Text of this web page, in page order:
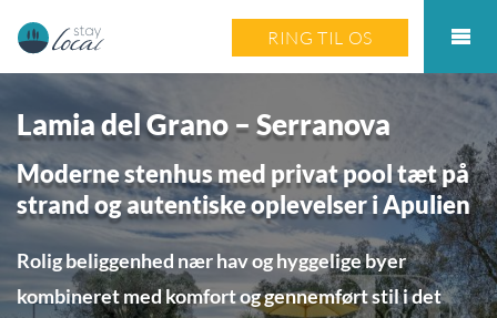
RING TIL OS
Lamia del Grano – Serranova
Moderne stenhus med privat pool tæt på
strand og autentiske oplevelser i Apulien
Rolig beliggenhed nær hav og hyggelige byer
kombineret med komfort og gennemført stil i det